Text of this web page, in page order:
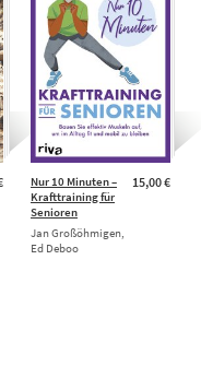
15,00 €
Nur 10 Minuten –
Krafttraining für
Senioren
Jan Großöhmigen,
Ed Deboo